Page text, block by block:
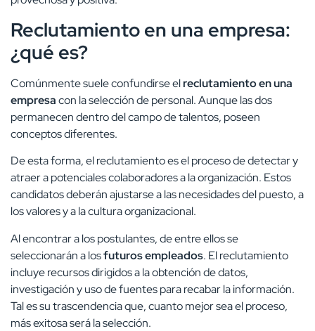
Reclutamiento en una empresa:
¿qué es?
Comúnmente suele confundirse elreclutamiento en una
empresacon la selección de personal. Aunque las dos
permanecen dentro del campo de talentos, poseen
conceptos diferentes.
De esta forma, el reclutamiento es el proceso de detectar y
atraer a potenciales colaboradores a la organización. Estos
candidatos deberán ajustarse a las necesidades del puesto, a
los valores y a la cultura organizacional.
Al encontrar a los postulantes, de entre ellos se
seleccionarán a losfuturos empleados. El reclutamiento
incluye recursos dirigidos a la obtención de datos,
investigación y uso de fuentes para recabar la información.
Tal es su trascendencia que, cuanto mejor sea el proceso,
más exitosa será la selección.